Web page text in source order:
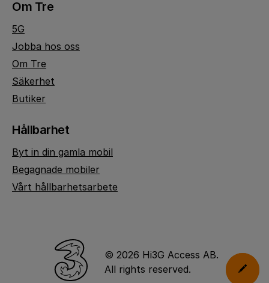
Om Tre
5G
Jobba hos oss
Om Tre
Säkerhet
Butiker
Hållbarhet
Byt in din gamla mobil
Begagnade mobiler
Vårt hållbarhetsarbete
© 2026 Hi3G Access AB.
All rights reserved.